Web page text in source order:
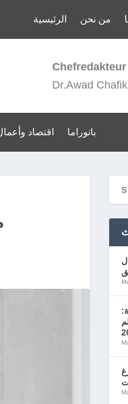
الرئيسية من نحن
Chefredakteur
Dr.Awad Chafik
اقتصاد بانوراما